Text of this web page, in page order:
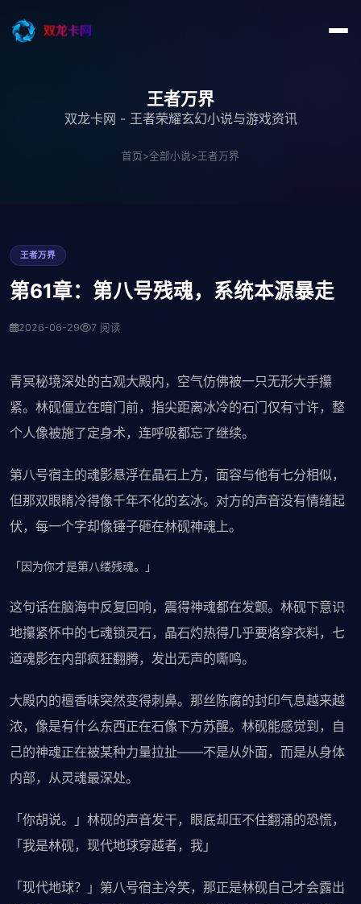
王者万界
双龙卡网 - 王者荣耀玄幻小说与游戏资讯
首页>全部小说>王者万界
王者万界
第61章：第八号残魂，系统本源暴走
2026-06-29 7 阅读
青冥秘境深处的古观大殿内，空气仿佛被一只无形大手攥
紧。林砚僵立在暗门前，指尖距离冰冷的石门仅有寸许，整
个人像被施了定身术，连呼吸都忘了继续。
第八号宿主的魂影悬浮在晶石上方，面容与他有七分相似，
但那双眼睛冷得像千年不化的玄冰。对方的声音没有情绪起
伏，每一个字却像锤子砸在林砚神魂上。
「因为你才是第八缕残魂。」
这句话在脑海中反复回响，震得神魂都在发颤。林砚下意识
地攥紧怀中的七魂锁灵石，晶石灼热得几乎要烙穿衣料，七
道魂影在内部疯狂翻腾，发出无声的嘶鸣。
大殿内的檀香味突然变得刺鼻。那丝陈腐的封印气息越来越
浓，像是有什么东西正在石像下方苏醒。林砚能感觉到，自
己的神魂正在被某种力量拉扯——不是从外面，而是从身体
内部，从灵魂最深处。
「你胡说。」林砚的声音发干，眼底却压不住翻涌的恐慌，
「我是林砚，现代地球穿越者，我」
「现代地球？」第八号宿主冷笑，那正是林砚自己才会露出